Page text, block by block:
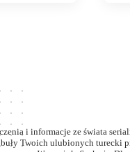
i informacje ze świata
Twoich ulubionych turecki